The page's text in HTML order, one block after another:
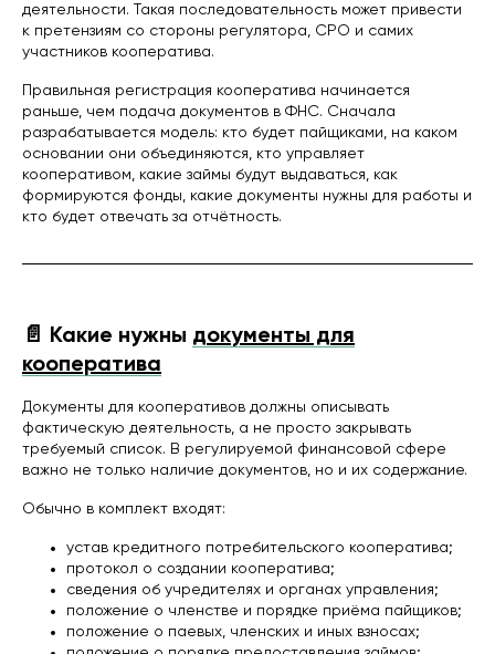
деятельности. Такая последовательность может привести
к претензиям со стороны регулятора, СРО и самих
участников кооператива.
Правильная регистрация кооператива начинается
раньше, чем подача документов в ФНС. Сначала
разрабатывается модель: кто будет пайщиками, на каком
основании они объединяются, кто управляет
кооперативом, какие займы будут выдаваться, как
формируются фонды, какие документы нужны для работы и
кто будет отвечать за отчётность.
📄 Какие нужны документы для
кооператива
Документы для кооперативов должны описывать
фактическую деятельность, а не просто закрывать
требуемый список. В регулируемой финансовой сфере
важно не только наличие документов, но и их содержание.
Обычно в комплект входят:
устав кредитного потребительского кооператива;
протокол о создании кооператива;
сведения об учредителях и органах управления;
положение о членстве и порядке приёма пайщиков;
положение о паевых, членских и иных взносах;